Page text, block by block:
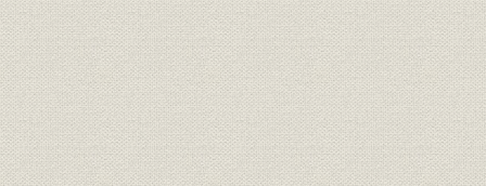
第2節 厳しい経営環境の中、業績向上対策の効果を得る
三代、吉井社長の就任
原価低減、販売拡大、新製品開発の迅速化に向けて
海外駐在員事務所の設置